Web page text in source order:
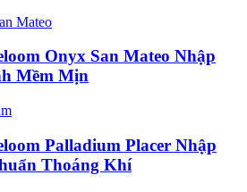
Onyx San Mateo Nhập
Mềm Mịn
Palladium Placer Nhập
Thoáng Khí